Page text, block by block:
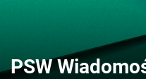
content
PSW